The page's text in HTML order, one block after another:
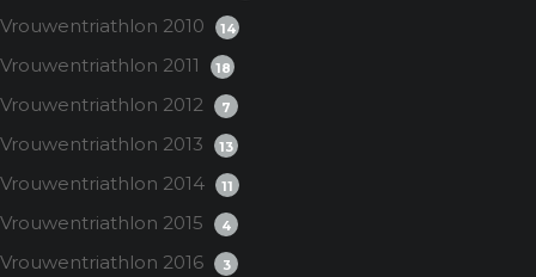
Vrouwentriathlon 2010 14
Vrouwentriathlon 2011 18
Vrouwentriathlon 2012 7
Vrouwentriathlon 2013 13
Vrouwentriathlon 2014 11
Vrouwentriathlon 2015 4
Vrouwentriathlon 2016 3